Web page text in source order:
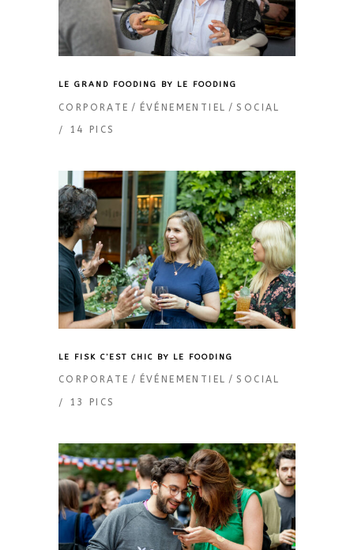
LE GRAND FOODING BY LE FOODING
CORPORATE ÉVÉNEMENTIEL SOCIAL
14 PICS
LE FISK C’EST CHIC BY LE FOODING
CORPORATE ÉVÉNEMENTIEL SOCIAL
13 PICS